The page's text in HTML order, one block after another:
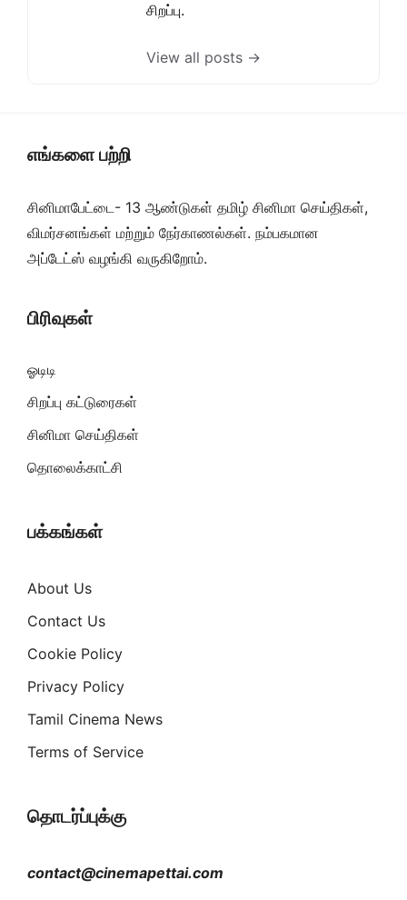
சிறப்பு.
View all posts →
எங்களை பற்றி
சினிமாபேட்டை- 13 ஆண்டுகள் தமிழ் சினிமா செய்திகள்,
விமர்சனங்கள் மற்றும் நேர்காணல்கள். நம்பகமான
அப்டேட்ஸ் வழங்கி வருகிறோம்.
பிரிவுகள்
ஓடிடி
சிறப்பு கட்டுரைகள்
சினிமா செய்திகள்
தொலைக்காட்சி
பக்கங்கள்
About Us
Contact Us
Cookie Policy
Privacy Policy
Tamil Cinema News
Terms of Service
தொடர்ப்புக்கு
contact@cinemapettai.com